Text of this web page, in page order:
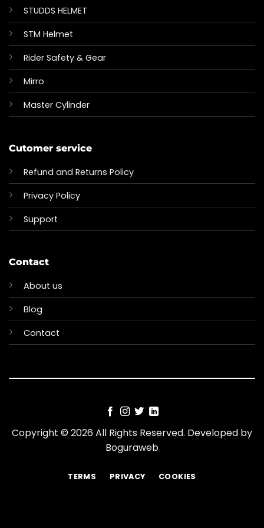
STUDDS HELMET
STM Helmet
Rider Safety & Gear
Mirro
Master Cylinder
Cutomer service
Refund and Returns Policy
Privacy Policy
Support
Contact
About us
Blog
Contact
Copyright © 2026 All Rights Reserved. Developed by
Boguraweb
TERMS PRIVACY COOKIES